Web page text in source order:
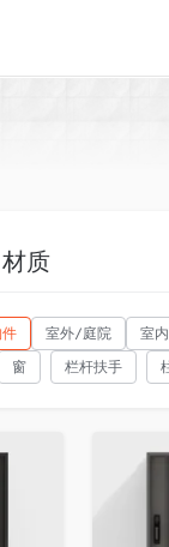
材质
室外/庭院 室
窗 栏杆扶手
收